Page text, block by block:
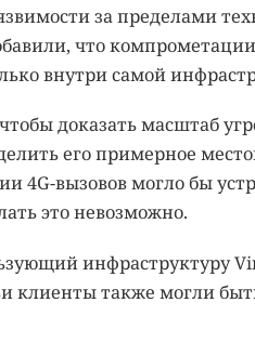
за пределами
что
внутри самой
доказать масштаб
его примерное
4G-вызовов могло бы
это невозможно.
инфраструктуру
клиенты также могли